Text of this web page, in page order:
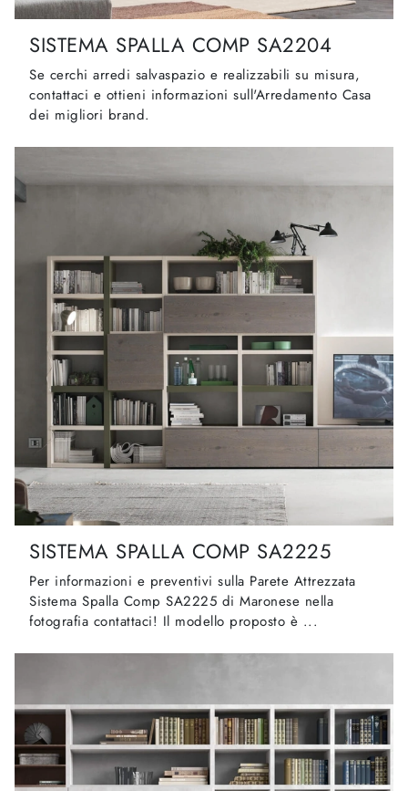
SISTEMA SPALLA COMP SA2204
Se cerchi arredi salvaspazio e realizzabili su misura,
contattaci e ottieni informazioni sull'Arredamento Casa
dei migliori brand.
SISTEMA SPALLA COMP SA2225
Per informazioni e preventivi sulla Parete Attrezzata
Sistema Spalla Comp SA2225 di Maronese nella
fotografia contattaci! Il modello proposto è ...